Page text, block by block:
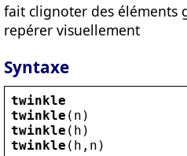
fait clignoter des éléments
repérer visuellement
Syntaxe
twinkle
twinkle ( n )
twinkle ( h )
twinkle ( h , n )